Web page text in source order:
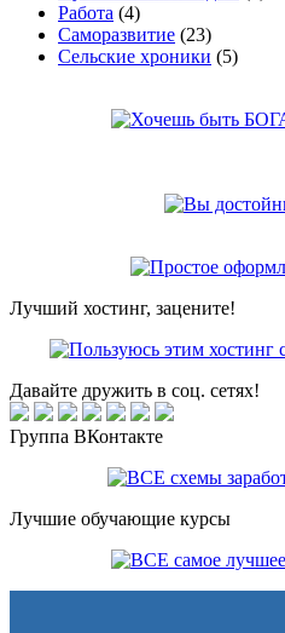
Работа (4)
Саморазвитие (23)
Сельские хроники (5)
Лучший хостинг, зацените!
Давайте дружить в соц. сетях!
Группа ВКонтакте
Лучшие обучающие курсы